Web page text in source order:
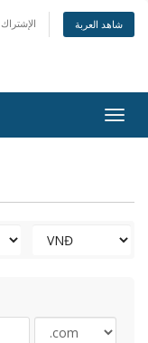
الإشتراك شاهد العربة